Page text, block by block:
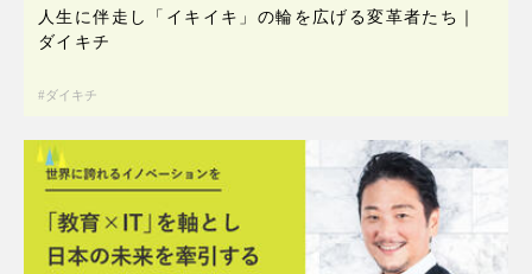
人生に伴走し「イキイキ」の輪を広げる変革者たち｜
ダイキチ
ダイキチ